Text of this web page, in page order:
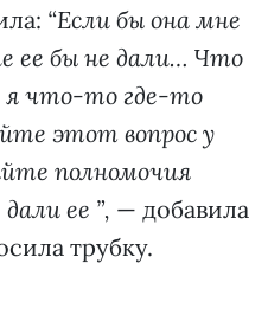
“Если бы она мне
ее бы не дали… Что
я что-то где-то
этот вопрос у
полномочия
ее ”, — добавила
трубку.